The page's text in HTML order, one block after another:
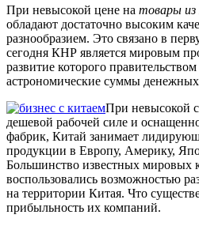
При невысокой цене на товары
обладают достаточно высоким
разнообразием. Это связано в
сегодня КНР является мировым
развитие которого
астрономические суммы денежных
При невысокой
дешевой рабочей силе и
фабрик, Китай занимает
продукции в Европу, Америку,
Большинство известных мировых
воспользовались возможностью
на территории Китая. Что
прибыльность их компаний.